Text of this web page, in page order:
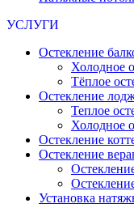
УСЛУГИ
Остекление
Холодное
Тёплое
Остекление
Теплое
Холодное
Остекление
Остекление
Установка